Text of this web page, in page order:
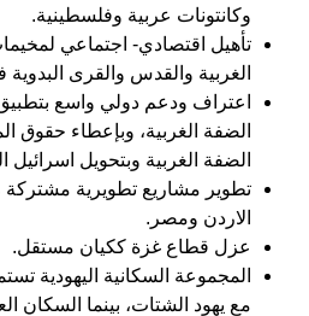
وكانتونات عربية وفلسطينية.
تأهيل اقتصادي- اجتماعي
الغربية والقدس والقرى
اعتراف ودعم دولي واسع بتطبيق
الضفة الغربية، وبإعطاء حقوق
الضفة الغربية وبتحويل اسرائيل
تطوير مشاريع تطويرية مشتركة
الاردن ومصر.
عزل قطاع غزة ككيان مستقل.
المجموعة السكانية اليهودية
مع يهود الشتات، بينما السكان